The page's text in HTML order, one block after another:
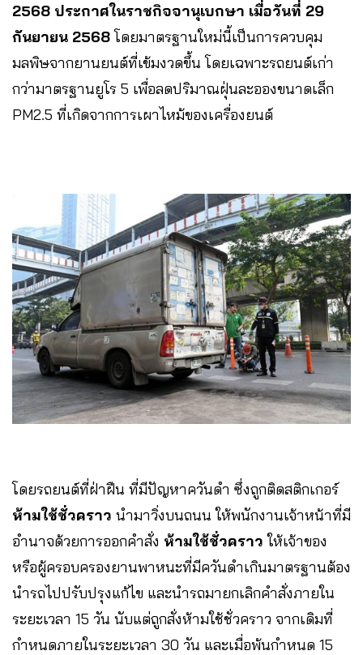
2568 ประกาศในราชกิจจานุเบกษา เมื่อวันที่ 29
กันยายน 2568โดยมาตรฐานใหม่นี้เป็นการควบคุม
มลพิษจากยานยนต์ที่เข้มงวดขึ้น โดยเฉพาะรถยนต์เก่า
กว่ามาตรฐานยูโร 5 เพื่อลดปริมาณฝุ่นละอองขนาดเล็ก
PM2.5 ที่เกิดจากการเผาไหม้ของเครื่องยนต์
โดยรถยนต์ที่ฝ่าฝืน ที่มีปัญหาควันดำ ซึ่งถูกติดสติกเกอร์
ห้ามใช้ชั่วคราว นำมาวิ่งบนถนน ให้พนักงานเจ้าหน้าที่มี
อำนาจด้วยการออกคำสั่ง ห้ามใช้ชั่วคราว ให้เจ้าของ
หรือผู้ครอบครองยานพาหนะที่มีควันดำเกินมาตรฐานต้อง
นำรถไปปรับปรุงแก้ไข และนำรถมายกเลิกคำสั่งภายใน
ระยะเวลา 15 วัน นับแต่ถูกสั่งห้ามใช้ชั่วคราว จากเดิมที่
กำหนดภายในระยะเวลา 30 วัน และเมื่อพ้นกำหนด 15